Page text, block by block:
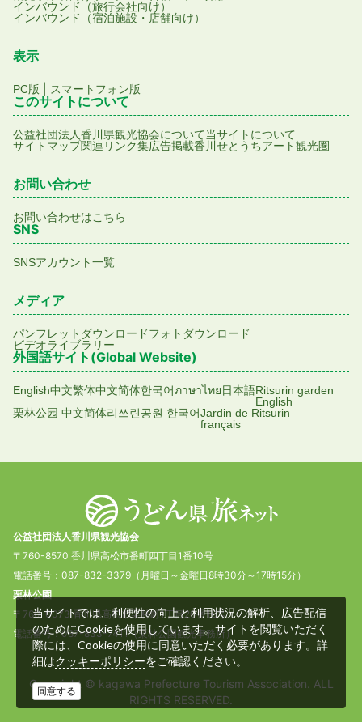
インバウンド（旅行会社向け）
インバウンド（宿泊施設・店舗向け）
表示
PC版 スマートフォン版
このサイトについて
公益社団法人香川県観光協会について当サイトについて
サイトマップ関連リンク集広告掲載香川せとうちアート観光圏
お問い合わせ
お問い合わせはこちら
SNS
SNSアカウント一覧
メディア
パンフレットダウンロードフォトダウンロード
ビデオライブラリー
外国語サイト(Global Website)
English中文繁体中文简体한국어ภาษาไทย日本語Ritsurin garden
English
栗林公园 中文简体리쓰린공원 한국어Jardin de Ritsurin
français
公益社団法人香川県観光協会
〒760-8570 香川県高松市番町四丁目1番10号
電話番号：087-832-3379（月曜日～金曜日8時30分～17時15分）
栗林公園
〒760-0073 香川県高松市栗林町1丁目20番16号
電話番号：087-833-7411（栗林公園観光事務所）
Copyright © kagawa Prefecture Tourism Association. ALL
RIGHTS RESERVED.
当サイトでは、利便性の向上と利用状況の解析、広告配信
のためにCookieを使用しています。サイトを閲覧いただく
際には、Cookieの使用に同意いただく必要があります。詳
細はクッキーポリシーをご確認ください。
同意する